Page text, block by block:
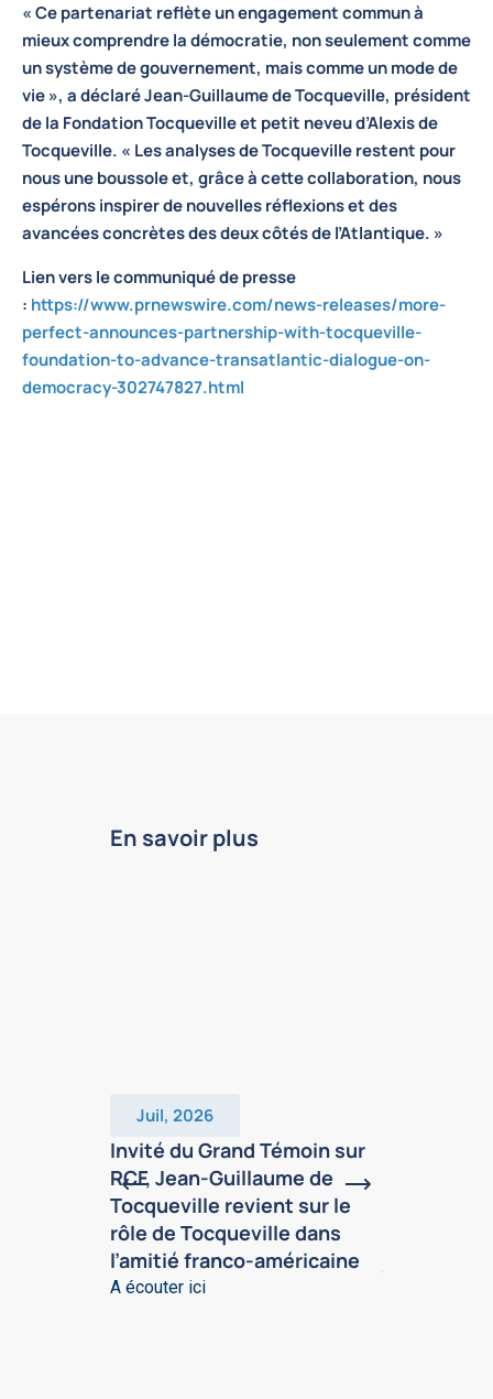
« Ce partenariat reflète un engagement commun à
mieux comprendre la démocratie, non seulement comme
un système de gouvernement, mais comme un mode de
vie », a déclaréJean-Guillaume de Tocqueville, président
de la Fondation Tocquevilleet petit neveu d’Alexis de
Tocqueville. « Les analyses de Tocqueville restent pour
nous une boussole et, grâce à cette collaboration, nous
espérons inspirer de nouvelles réflexions et des
avancées concrètes des deux côtés de l’Atlantique. »
Lien vers le communiqué de presse
: https://www.prnewswire.com/news-releases/more-
perfect-announces-partnership-with-tocqueville-
foundation-to-advance-transatlantic-dialogue-on-
democracy-302747827.html
En savoir plus
Juil, 2026
Invité du Grand Témoin sur
RCF, Jean-Guillaume de
Tocqueville revient sur le
rôle de Tocqueville dans
l’amitié franco-américaine
A écouter ici